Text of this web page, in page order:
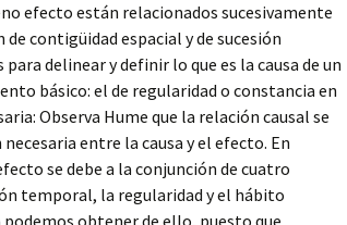
efecto están relacionados sucesivamente
contigüidad espacial y de sucesión
delinear y definir lo que es la causa de un
básico: el de regularidad o constancia en
Observa Hume que la relación causal se
entre la causa y el efecto. En
se debe a la conjunción de cuatro
temporal, la regularidad y el hábito
obtener de ello, puesto que